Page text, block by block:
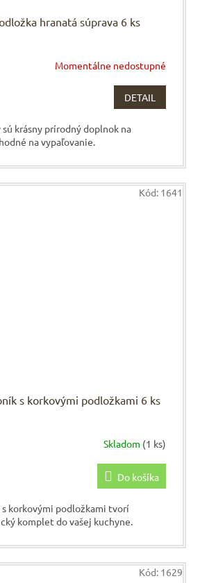
hranatá súprava 6 ks
Momentálne nedostupné
DETAIL
krásny prírodný doplnok na
na vypaľovanie.
s korkovými podložkami 6 ks
Skladom (1 ks)
Do košíka
s korkovými podložkami tvorí
komplet do vašej kuchyne.
Kód: 1641
Kód: 1629